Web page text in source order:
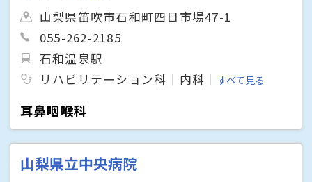
山梨県笛吹市石和町四日市場47-1
055-262-2185
石和温泉駅
リハビリテーション科
内科 すべて見る
耳鼻咽喉科
山梨県立中央病院